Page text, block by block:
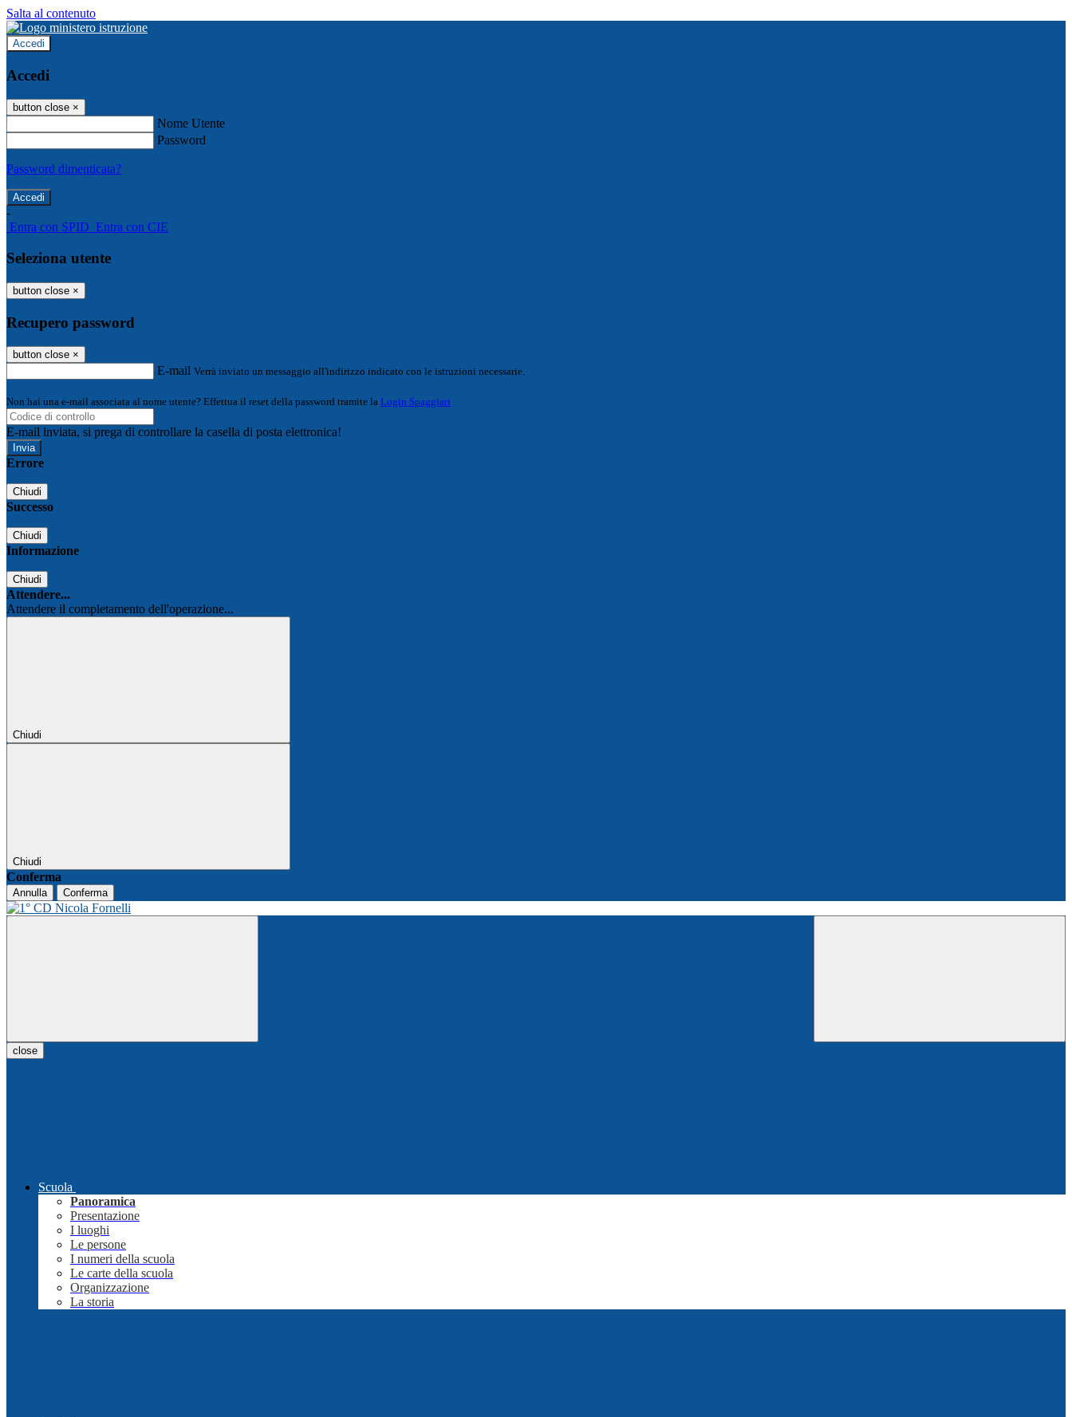
Salta al contenuto
Accedi
Accedi
button close ×
Nome Utente
Password
Password dimenticata?
-
Entra con SPID Entra con CIE
Seleziona utente
button close ×
Recupero password
button close ×
E-mail Verrà inviato un messaggio all'indirizzo indicato con le istruzioni necessarie.
Non hai una e-mail associata al nome utente? Effettua il reset della password tramite la Login Spaggiari
E-mail inviata, si prega di controllare la casella di posta elettronica!
Errore
Chiudi
Successo
Chiudi
Informazione
Chiudi
Attendere...
Attendere il completamento dell'operazione...
Chiudi
Chiudi
Conferma
Annulla Conferma
close
Scuola
Panoramica
Presentazione
I luoghi
Le persone
I numeri della scuola
Le carte della scuola
Organizzazione
La storia